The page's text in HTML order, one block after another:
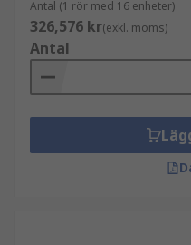
Antal (1 rör med 16 enheter)
326,576 kr(exkl. moms)
Antal